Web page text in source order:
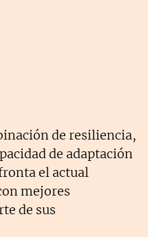
de resiliencia,
de adaptación
el actual
mejores
de sus